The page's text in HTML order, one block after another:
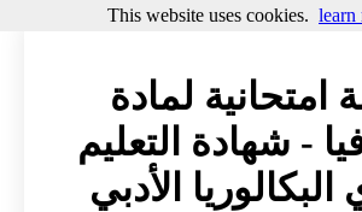
امتحانية لمادة
- شهادة التعليم
البكالوريا الأدبي
This website uses cookies. learn